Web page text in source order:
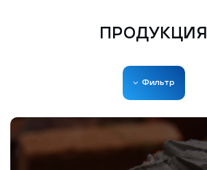
ПРОДУКЦИЯ
Фильтр